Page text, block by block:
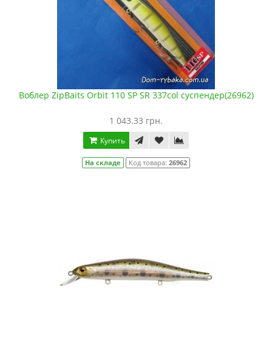
Воблер ZipBaits Orbit 110 SP SR 337col суспендер(26962)
1 043.33 грн.
Купить
На складе Код товара: 26962